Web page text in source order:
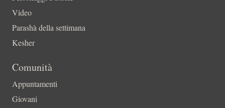
Video
Parashà della settimana
Kesher
Comunità
Appuntamenti
Giovani